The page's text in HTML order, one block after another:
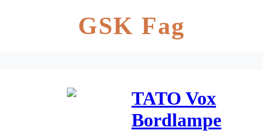
GSK Fag
TATO Vox
Bordlampe